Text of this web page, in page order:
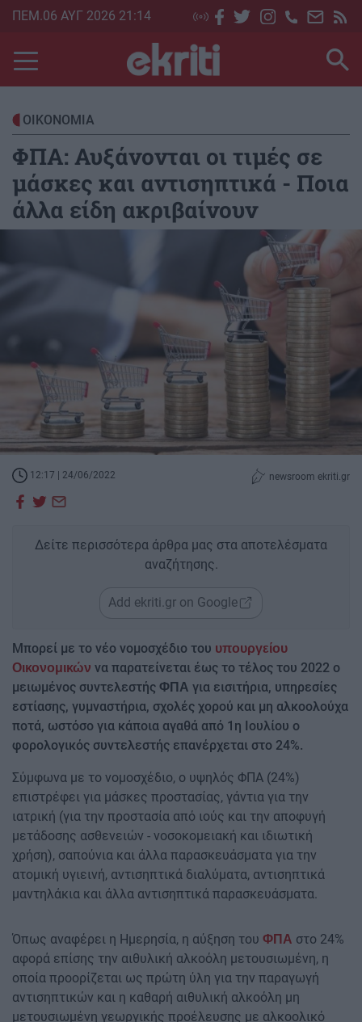
Skip
main
content
ΠΕΜ.06 ΑΥΓ 2026 21:14
ΟΙΚΟΝΟΜΙΑ
ΦΠΑ: Αυξάνονται οι τιμές σε
μάσκες και αντισηπτικά - Ποια
άλλα είδη ακριβαίνουν
12:17 | 24/06/2022 newsroom ekriti.gr
Δείτε περισσότερα άρθρα μας στα αποτελέσματα
αναζήτησης.
Add ekriti.gr on Google
Μπορεί με το νέο νομοσχέδιο του υπουργείου
Οικονομικών να παρατείνεται έως το τέλος του 2022 ο
μειωμένος συντελεστής ΦΠΑ για εισιτήρια, υπηρεσίες
εστίασης, γυμναστήρια, σχολές χορού και μη αλκοολούχα
ποτά, ωστόσο για κάποια αγαθά από 1η Ιουλίου ο
φορολογικός συντελεστής επανέρχεται στο 24%.
Σύμφωνα με το νομοσχέδιο, ο υψηλός ΦΠΑ (24%)
επιστρέφει για μάσκες προστασίας, γάντια για την
ιατρική (για την προστασία από ιούς και την αποφυγή
μετάδοσης ασθενειών - νοσοκομειακή και ιδιωτική
χρήση), σαπούνια και άλλα παρασκευάσματα για την
ατομική υγιεινή, αντισηπτικά διαλύματα, αντισηπτικά
μαντηλάκια και άλλα αντισηπτικά παρασκευάσματα.
Όπως αναφέρει η Ημερησία, η αύξηση του ΦΠΑ στο 24%
αφορά επίσης την αιθυλική αλκοόλη μετουσιωμένη, η
οποία προορίζεται ως πρώτη ύλη για την παραγωγή
αντισηπτικών και η καθαρή αιθυλική αλκοόλη μη
μετουσιωμένη γεωργικής προέλευσης με αλκοολικό